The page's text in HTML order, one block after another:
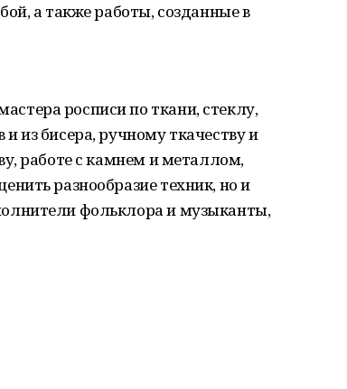
а также работы, созданные в
росписи по ткани, стеклу,
из бисера, ручному ткачеству и
работе с камнем и металлом,
разнообразие техник, но и
фольклора и музыканты,